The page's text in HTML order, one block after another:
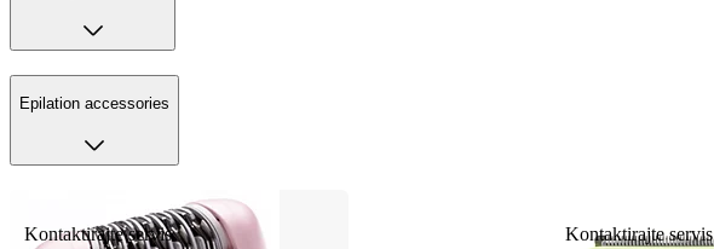
Epilation accessories
Kontaktirajte servis Kontaktirajte servis